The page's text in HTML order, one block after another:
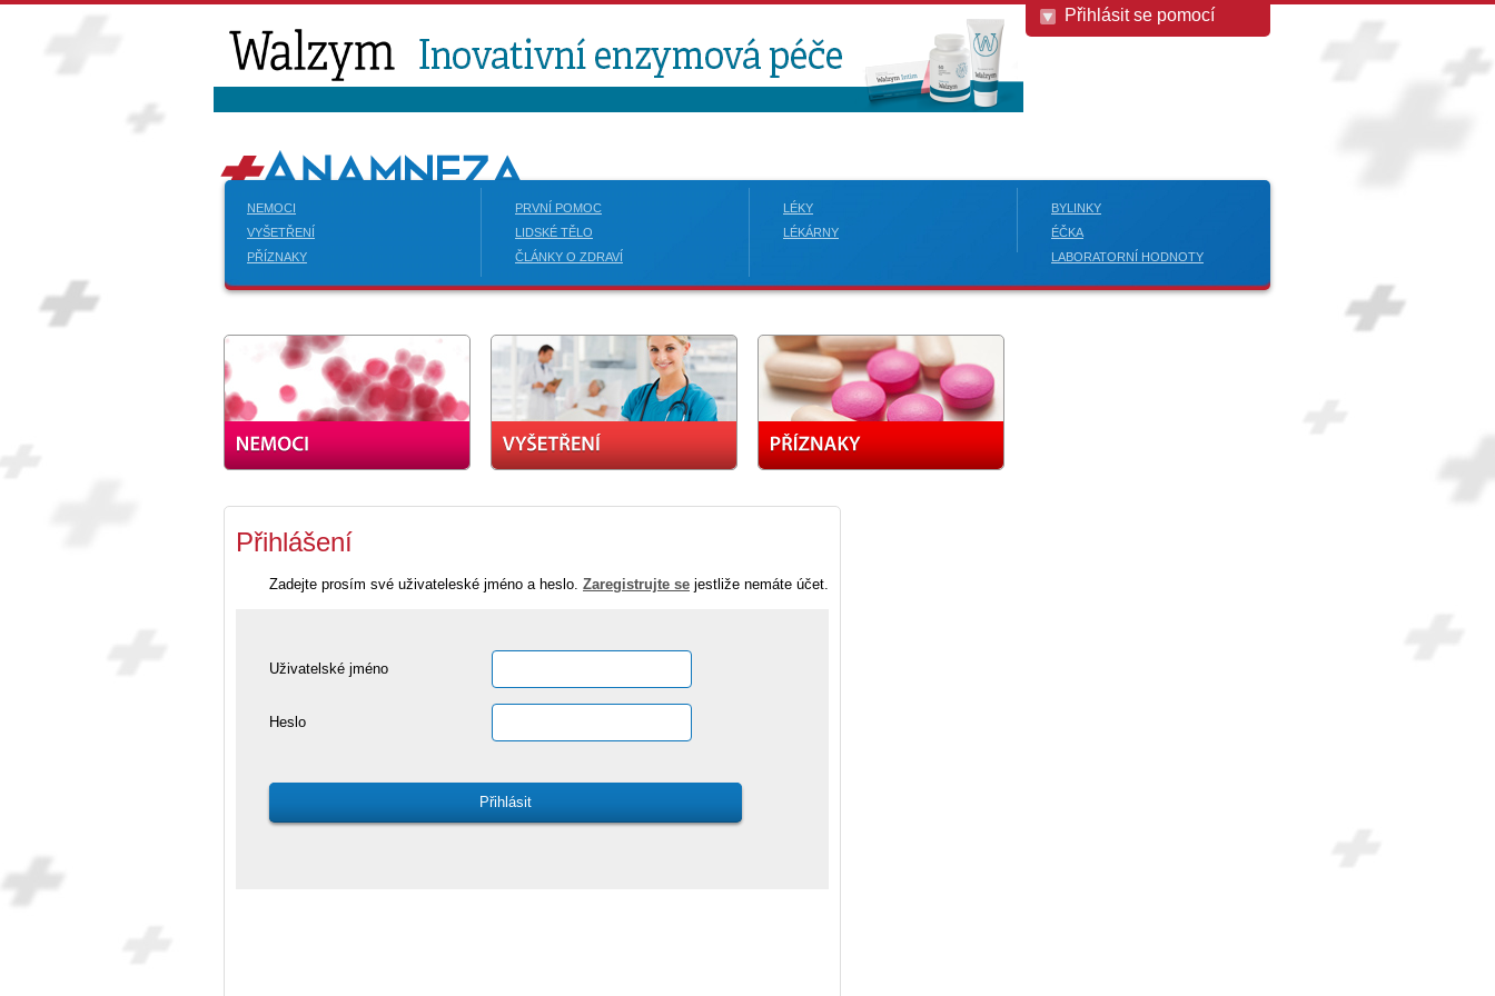
Přihlásit se pomocí
NEMOCI
VYŠETŘENÍ
PŘÍZNAKY
PRVNÍ POMOC
LIDSKÉ TĚLO
ČLÁNKY O ZDRAVÍ
LÉKY
LÉKÁRNY
BYLINKY
ÉČKA
LABORATORNÍ HODNOTY
Přihlášení
Zadejte prosím své uživateleské jméno a heslo. Zaregistrujte se jestliže nemáte účet.
Uživatelské jméno
Heslo